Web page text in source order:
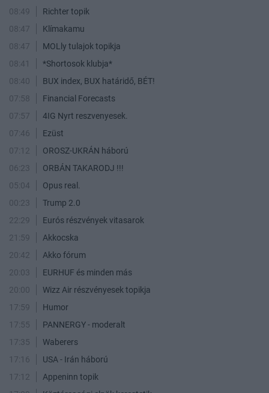
08:49
Richter topik
08:47
Klímakamu
08:47
MOLly tulajok topikja
08:41
*Shortosok klubja*
08:40
BUX index, BUX határidő, BÉT!
07:58
Financial Forecasts
07:57
4IG Nyrt reszvenyesek.
07:46
Ezüst
07:12
OROSZ-UKRÁN háború
06:23
ORBÁN TAKARODJ !!!
05:04
Opus real.
00:23
Trump 2.0
22:29
Eurós részvények vitasarok
21:59
Akkocska
20:42
Akko fórum
20:03
EURHUF és minden más
20:00
Wizz Air részvényesek topikja
17:59
Humor
17:55
PANNERGY - moderalt
17:35
Waberers
17:16
USA - Irán háború
17:12
Appeninn topik